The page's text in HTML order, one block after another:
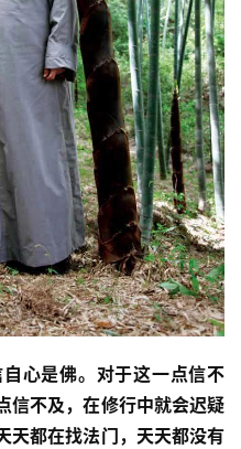
心是佛。对于这一点信不
信不及，在修行中就会迟疑
天都在找法门，天天都没有